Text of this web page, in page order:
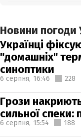
Новини погоди
Українці
"домашніх"
синоптики
6 серпня, 16:46 228
Грози
сильної спеки:
6 серпня, 15:54 188